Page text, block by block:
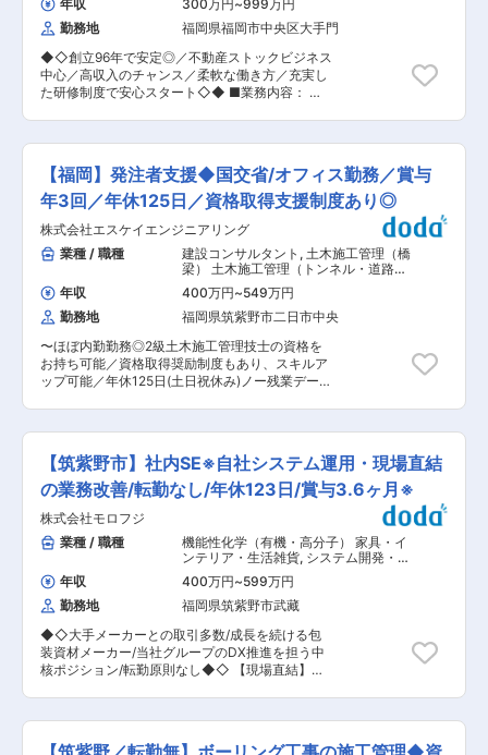
ジニア6名）が活躍しております。若いエンジニ
アも多く活気ある職場です。メカ設計は8名（全
員男性20代〜40代※30代中心）の体制で行って
います。 ■当社の特徴：金属加工メーカーである
当社は、小ロット製造代行サービスを主たる事業
「品質にこだわる」「納期をきちんと守る」の3
点を継続し、大型の半導体・液晶製造装置から微
「モノづくり」に関わる様々な分野（開発設計、
制御、加工技術、外注購買、アッセンブリ、品質
管理、生産管理など）により、お客様の要望に応
えた総合的なモノづくりを展開しております。 変
更の範囲：無
30〜50社 既存顧客：9割・新規顧客：1割 社内
に工事部門や物流部門があり、休日／夜間の製品
搬入作業や工事立ち会い業務等は緊急時以外あり
ません。 商品の発注〜納期管理、納品、事務作業
等についてはサポート部門で行うため、営業活動
に専念できる環境です。（1名のサポート部門の
方が1〜2名の営業を担当） ■キャリアアップにつ
が可能です。 ■モデル年収： （1）481万円…入
社4年目 主任（月給:26.7万円＋賞与） （2）
595万円…入社8年目 課長代理（月給:33.0万円
＋賞与） （3）824万円…入社18年目 エリアマ
ネージャー（月給:45.8万円＋賞与） ■当社の特
徴 地場の工務店やリフォーム会社等に住宅設備機
器を販売する商社であり、売上も右肩上がりで、
100億円を超える規模にまで成長しています。 今
年創業140年を迎える歴史ある会社ですが、信頼
や伝統を重んじるだけではなく、既存の殻を突き
破る革新を続けたからこそ、100年以上もの間、
存続しています。 300社を超えるメーカーの中か
ら最適なプランを提案する中で、顧客のビジネス
ト」や現場調査から施工までをワンストップで担
う「D-FAS」に続き、リフォームに特化したポー
できないサービスを次々に生み出し続けており、
お客様にも高くご評価いただいております。 変更
の範囲：会社の定める業務
年収
300万円~999万円
勤務地
福岡県福岡市中央区大手門
◆◇創立96年で安定◎／不動産ストックビジネス
中心／高収入のチャンス／柔軟な働き方／充実し
た研修制度で安心スタート◇◆ ■業務内容： 不
りです。 ◇不動産仲介営業業務 ・不動産の売
却・購入のサポート営業 ・土地、戸建、マンショ
ン等の売買仲介営業 ・主にチラシやDM、インタ
ーネットを活用した反響営業 ◇営業スタイル ・
新規／既存の割合：8／2 ・反響営業が中心で、
飛び込み営業は基本的に行っていません ■業務の
流れ： 入社後は、導入研修（3〜1週間程度）を
経て、店舗配属となります。店舗責任者や先輩社
員とともにOJTを行い、同行訪問や帳票作成、販
促活動などを学びます。また、本社でもフォロー
アップ研修を行い、教育の進捗を確認します。独
り立ちまでの期間は1〜3年程度です。 ■魅力ポイ
ント： ・高収入のチャンス：インセンティブ制度
が充実しており、成果次第で高収入が可能です。
営業職の平均年収は900万円です！ ・柔軟な働き
方：フレックスタイム制を導入しており、子育て
います。 ・充実した研修制度：入社後の導入研修
やOJT、フォローアップ研修が充実しており、未
経験者でも安心して独り立ちできます。 ・安定し
て働ける環境：転居を伴う店舗間異動はなく、定
着率が高く働きやすいです。 ■組織構成： 仲介
事業部には40名の社員が在籍しており、平均年齢
が40代後半です。ベテラン社員も多く、様々な経
験や知識を学ぶことができます。 ■働き方： フ
レックスタイム制を導入しており、出張や直行直
帰も可能です。繁忙期には休日出勤が発生するこ
ともありますが、その場合は手当や振替休日が支
給されます。マイカー通勤も可能で、社用車も利
用できます。 ■魅力・特徴： 当社は、1929年の
まいりました。宅地開発は、現在、三国が丘をは
じめとする大規模な街づくり事業へと発展しまし
【福岡】発注者支援◆国交省/オフィス勤務／賞与
年3回／年休125日／資格取得支援制度あり◎
株式会社エスケイエンジニアリング
業種 / 職種
建設コンサルタント , 土木施工管理（橋
梁） 土木施工管理（トンネル・道路・
造成・ダム・河川・港湾・造園など）
年収 400万円~549万円
勤務地
福岡県筑紫野市二日市中央
〜ほぼ内勤勤務◎2級土木施工管理技士の資格を
お持ち可能／資格取得奨励制度もあり、スキルア
ップ可能／年休125日(土日祝休み)ノー残業デーあ
監督）を行う業務ポジションを募集します。 ■具
体的には： ＜工事監督支援業務＞ ・工事の履行
に必要となる資料作成 ・施工状況の照合及び確認
・地元および関係機関との協議・調整に必要な資
料の作成 ・工事検査への臨場 等 ・九州各県（福
岡、長崎、佐賀、熊本、大分、鹿児島、業務受注
先により変動有）の案件を担当いただきます。 ・
外勤はなく内勤のみです。 ■配属部署・組織構
成： 34名（30代2名、40代10名、50代12名、
60代10名）が所属しています。 ■特徴・魅力：
1979年の創業以来、九州をフィールドとし、「調
査、測量、設計、施工管理、維持補修」までを社
内で一貫して行える総合建設コンサルタントとし
て社会資本整備に携わリ、その技術力で地域社会
のお役に立ちたいとの思いで事業を展開してまい
りました。 現在まで、国土交通省、地方自治体、
点検業務等に参画し高い評価をいただいておりま
【筑紫野市】社内SE※自社システム運用・現場直結
の業務改善/転勤なし/年休123日/賞与3.6ヶ月※
株式会社モロフジ
業種 / 職種
機能性化学（有機・高分子） 家具・イ
ンテリア・生活雑貨, システム開発・運
用（アプリ担当） システム構築・運用
（インフラ担当）
年収 400万円~599万円
勤務地
福岡県筑紫野市武藏
◆◇大手メーカーとの取引多数/成長を続ける包
装資材メーカー/当社グループのDX推進を担う中
核ポジション/転勤原則なし◆◇ 【現場直結】当
長】当社は大手企業との取引実績多数。成長を続
ける企業基盤のもと長く活躍できます。 【福岡定